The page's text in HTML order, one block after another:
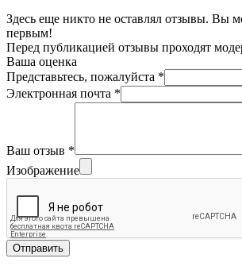
Здесь еще никто не оставлял отзывы. Вы
первым!
Перед публикацией отзывы проходят
Ваша оценка
Представьтесь, пожалуйста *
Электронная почта *
Ваш отзыв *
Изображение
Отправить